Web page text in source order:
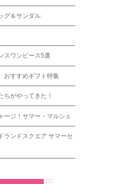
グ＆サンダル
スワンピース5選
おすすめギフト特集
ちがやってきた！
ージ！サマー・マルシェ
ランドスクエア サマーセ